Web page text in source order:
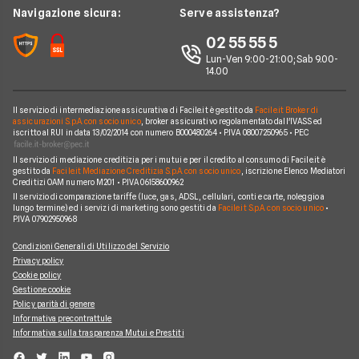
Contatti
Edison
Iren
Optima
Sorgenia
Fornitori Energetici
Notizie Luce e Gas
Argomenti in evidenza Gas e Luce
Navigazione sicura: Serve assistenza?
02 55 55 5
Lun-Ven 9:00-21:00; Sab 9.00-
14.00
Il servizio di intermediazione assicurativa di Facile.it è gestito da Facile.it Broker di
assicurazioni S.p.A. con socio unico, broker assicurativo regolamentato dall'IVASS ed
iscritto al RUI in data 13/02/2014 con numero B000480264 • P.IVA 08007250965 • PEC
Il servizio di mediazione creditizia per i mutui e per il credito al consumo di Facile.it è
gestito da Facile.it Mediazione Creditizia S.p.A. con socio unico , iscrizione Elenco Mediatori
Creditizi OAM numero M201 • P.IVA 06158600962
Il servizio di comparazione tariffe (luce, gas, ADSL, cellulari, conti e carte, noleggio a
lungo termine) ed i servizi di marketing sono gestiti da Facile.it S.p.A. con socio unico•
P.IVA 07902950968
Condizioni Generali di Utilizzo del Servizio
Privacy policy
Cookie policy
Gestione cookie
Policy parità di genere
Informativa precontrattule
Informativa sulla trasparenza Mutui e Prestiti